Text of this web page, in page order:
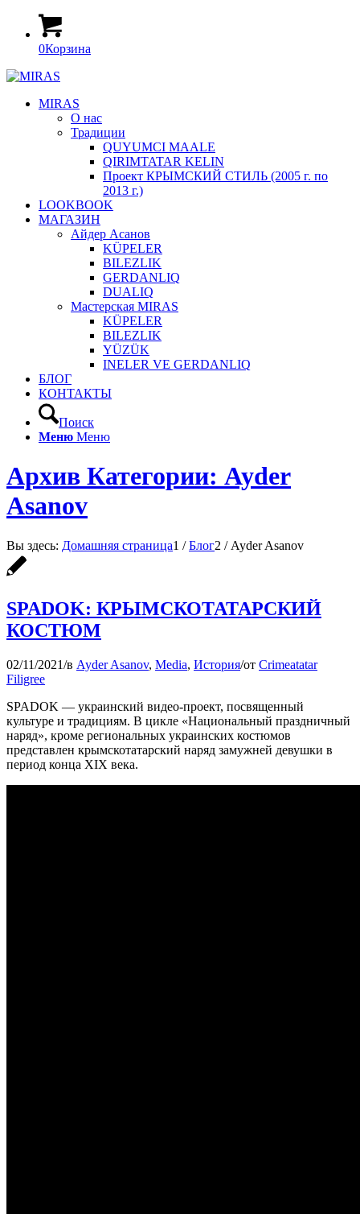
0Корзина
MIRAS
О нас
Традиции
QUYUMCI MAALE
QIRIMTATAR KELIN
Проект КРЫМСКИЙ СТИЛЬ (2005 г. по
2013 г.)
LOOKBOOK
МАГАЗИН
Айдер Асанов
KÜPELER
BILEZLIK
GERDANLIQ
DUALIQ
Мастерская MIRAS
KÜPELER
BILEZLIK
YÜZÜK
INELER VE GERDANLIQ
БЛОГ
КОНТАКТЫ
Поиск
Меню Меню
Архив Категории: Ayder
Asanov
Вы здесь: Домашняя страница1 / Блог2 / Ayder Asanov
SPADOK: КРЫМСКОТАТАРСКИЙ
КОСТЮМ
02/11/2021/в Ayder Asanov, Media, История/от Crimeatatar
Filigree
SPADOK — украинский видео-проект, посвященный
культуре и традициям. В цикле «Национальный праздничный
наряд», кроме региональных украинских костюмов
представлен крымскотатарский наряд замужней девушки в
период конца XIX века.